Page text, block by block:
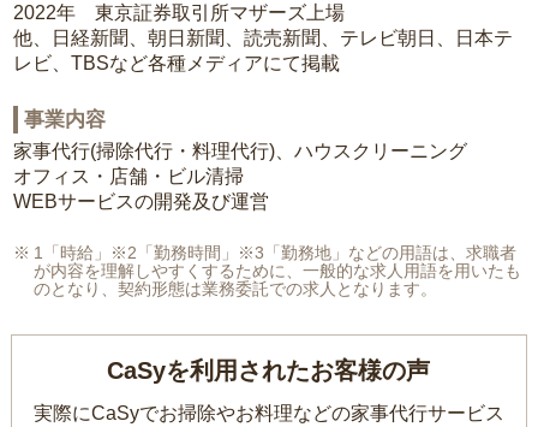
2022年 東京証券取引所マザーズ上場
他、日経新聞、朝日新聞、読売新聞、テレビ朝日、日本テ
レビ、TBSなど各種メディアにて掲載
事業内容
家事代行(掃除代行・料理代行)、ハウスクリーニング
オフィス・店舗・ビル清掃
WEBサービスの開発及び運営
1「時給」※2「勤務時間」※3「勤務地」などの用語は、求職者
が内容を理解しやすくするために、一般的な求人用語を用いたも
のとなり、契約形態は業務委託での求人となります。
CaSyを利用されたお客様の声
実際にCaSyでお掃除やお料理などの家事代行サービス